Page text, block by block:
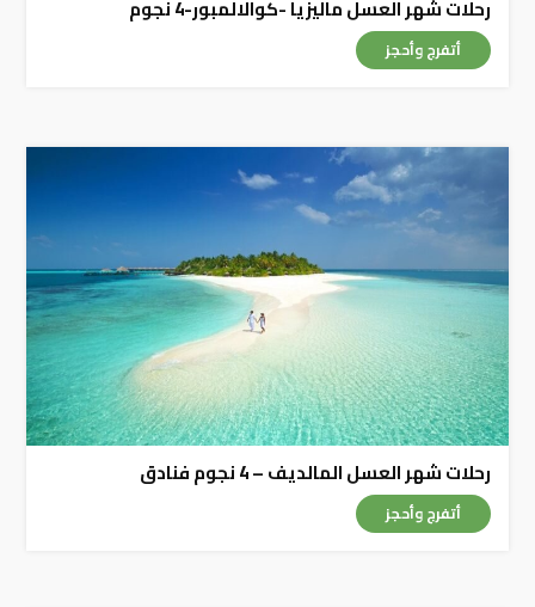
رحلات شهر العسل ماليزيا -كوالالمبور-4 نجوم
أتفرج وأحجز
رحلات شهر العسل المالديف – 4 نجوم فنادق
أتفرج وأحجز